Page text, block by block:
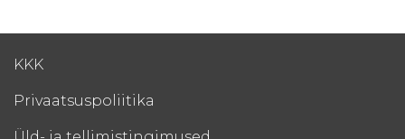
KKK
Privaatsuspoliitika